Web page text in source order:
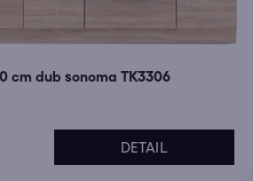
cm dub sonoma TK3306
DETAIL